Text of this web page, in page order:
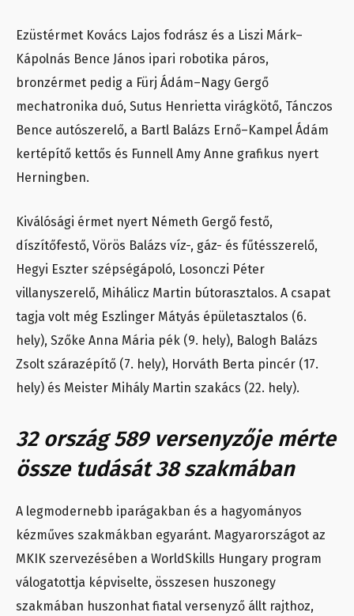
Ezüstérmet Kovács Lajos fodrász és a Liszi Márk–
Kápolnás Bence János ipari robotika páros,
bronzérmet pedig a Fürj Ádám–Nagy Gergő
mechatronika duó, Sutus Henrietta virágkötő, Tánczos
Bence autószerelő, a Bartl Balázs Ernő–Kampel Ádám
kertépítő kettős és Funnell Amy Anne grafikus nyert
Herningben.
Kiválósági érmet nyert Németh Gergő festő,
díszítőfestő, Vörös Balázs víz-, gáz- és fűtésszerelő,
Hegyi Eszter szépségápoló, Losonczi Péter
villanyszerelő, Mihálicz Martin bútorasztalos. A csapat
tagja volt még Eszlinger Mátyás épületasztalos (6.
hely), Szőke Anna Mária pék (9. hely), Balogh Balázs
Zsolt szárazépítő (7. hely), Horváth Berta pincér (17.
hely) és Meister Mihály Martin szakács (22. hely).
32 ország 589 versenyzője mérte
össze tudását 38 szakmában
A legmodernebb iparágakban és a hagyományos
kézműves szakmákban egyaránt. Magyarországot az
MKIK szervezésében a WorldSkills Hungary program
válogatottja képviselte, összesen huszonegy
szakmában huszonhat fiatal versenyző állt rajthoz,